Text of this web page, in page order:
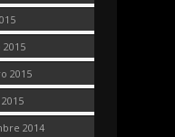
2015
2014